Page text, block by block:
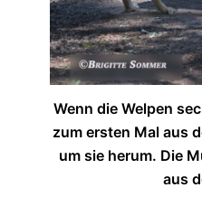
Wenn die Welpen
zum ersten Mal aus
um sie herum. Die
aus